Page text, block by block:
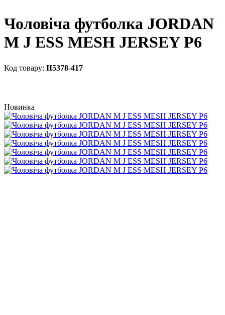
Чоловіча футболка JORDAN
M J ESS MESH JERSEY P6
II5378-417
Новинка